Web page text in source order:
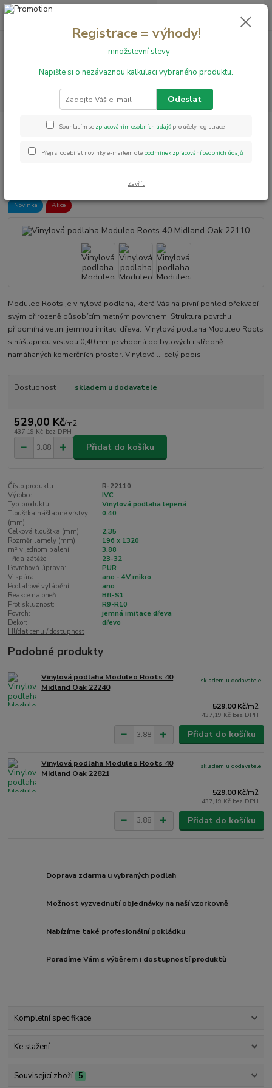
+420 731 199 591 0,00 Kč
Vinylové podlahy
Vinylová podlaha Moduleo Roots 40 Midland Oak
Vinylová podlaha Moduleo Roots
40 Midland Oak 22110
Novinka Akce
Moduleo Roots je vinylová podlaha, která Vás na první pohled překvapí
svým přirozeně působícím matným povrchem. Struktura povrchu
připomíná velmi jemnou imitaci dřeva. Vinylová podlaha Moduleo Roots
s nášlapnou vrstvou 0,40 mm je vhodná do bytových i středně
namáhaných komerčních prostor. Vinylová ... celý popis
Dostupnost skladem u dodavatele
529,00 Kč/m2
437,19 Kč bez DPH
Přidat do košíku
Číslo produktu:
R-22110
Výrobce:
IVC
Typ produktu:
Vinylová podlaha lepená
Tloušťka nášlapné vrstvy
(mm):
0,40
Celková tloušťka (mm):
2,35
Rozměr lamely (mm):
196 x 1320
m² v jednom balení:
3,88
Třída zátěže:
23-32
Povrchová úprava:
PUR
V-spára:
ano - 4V mikro
Podlahové vytápění:
ano
Reakce na oheň:
Bfl-S1
Protiskluznost:
R9-R10
Povrch:
jemná imitace dřeva
Dekor:
dřevo
Hlídat cenu / dostupnost
Podobné produkty
Vinylová podlaha Moduleo Roots 40
Midland Oak 22240
529,00 Kč/m2
437,19 Kč bez DPH
skladem u dodavatele
Přidat do košíku
Vinylová podlaha Moduleo Roots 40
Midland Oak 22821
529,00 Kč/m2
437,19 Kč bez DPH
skladem u dodavatele
Přidat do košíku
Doprava zdarma u vybraných podlah
Možnost vyzvednutí objednávky na naší vzorkovně
Nabízíme také profesionální pokládku
Poradíme Vám s výběrem i dostupností produktů
Kompletní specifikace
Ke stažení
Související zboží 5
Registrace = výhody!
- množstevní slevy
Napište si o nezávaznou kalkulaci vybraného produktu.
Odeslat
Souhlasím se zpracováním osobních údajů pro účely registrace.
Přeji si odebírat novinky e-mailem dle podmínek zpracování osobních údajů.
Zavřít